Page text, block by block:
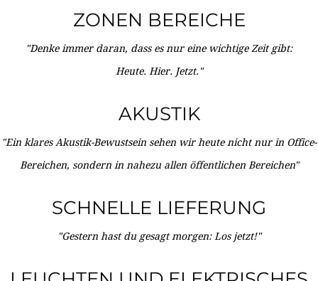
ZONEN BEREICHE
"Denke immer daran, dass es nur eine wichtige Zeit gibt:
Heute. Hier. Jetzt."
AKUSTIK
"Ein klares Akustik-Bewustsein sehen wir heute nicht nur in Office-
Bereichen, sondern in nahezu allen öffentlichen Bereichen"
SCHNELLE LIEFERUNG
"Gestern hast du gesagt morgen: Los jetzt!"